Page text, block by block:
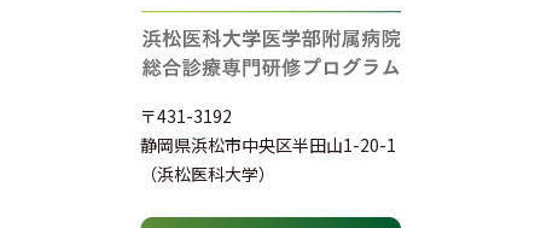
〒431-3192
静岡県浜松市中央区半田山1-20-1
（浜松医科大学）